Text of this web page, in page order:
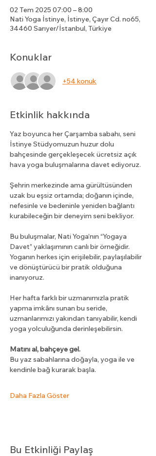
02 Tem 2025 07:00 – 8:00
Nati Yoga İstinye, İstinye, Çayır Cd. no65,
34460 Sarıyer/İstanbul, Türkiye
Konuklar
+54 konuk
Etkinlik hakkında
Yaz boyunca her Çarşamba sabahı, seni
İstinye Stüdyomuzun huzur dolu
bahçesinde gerçekleşecek ücretsiz açık
hava yoga buluşmalarına davet ediyoruz.
Şehrin merkezinde ama gürültüsünden
uzak bu eşsiz ortamda; doğanın içinde,
nefesinle ve bedeninle yeniden bağlantı
kurabileceğin bir deneyim seni bekliyor.
Bu buluşmalar, Nati Yoga’nın “Yogaya
Davet” yaklaşımının canlı bir örneğidir.
Yoganın herkes için erişilebilir, paylaşılabilir
ve dönüştürücü bir pratik olduğuna
inanıyoruz.
Her hafta farklı bir uzmanımızla pratik
yapma imkânı sunan bu seride,
uzmanlarımızı yakından tanıyabilir, kendi
yoga yolculuğunda derinleşebilirsin.
Matını al, bahçeye gel.
Bu yaz sabahlarına doğayla, yoga ile ve
kendinle bağ kurarak başla.
Daha Fazla Göster
Bu Etkinliği Paylaş